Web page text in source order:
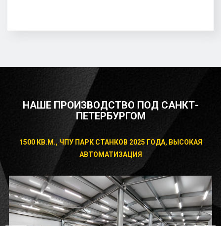
НАШЕ ПРОИЗВОДСТВО ПОД САНКТ-
ПЕТЕРБУРГОМ
1500 КВ.М., ЧПУ ПАРК СТАНКОВ 2025 ГОДА, ВЫСОКАЯ
АВТОМАТИЗАЦИЯ